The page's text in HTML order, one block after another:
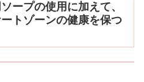
ープの使用に加えて、
トゾーンの健康を保つ